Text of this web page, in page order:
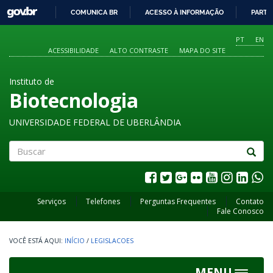
O
CONTEÚDO
GOVBR
COMUNICA BR ACESSO À INFORMAÇÃO
PT
EN
ACESSIBILIDADE
ALTO CONTRASTE MAPA DO SITE
Instituto de
Biotecnologia
UNIVERSIDADE FEDERAL DE UBERLÂNDIA
Serviços Telefones Perguntas Frequentes
Contato
Fale Conosco
INÍCIO / LEGISLACOES